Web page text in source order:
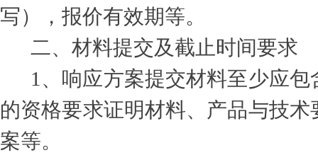
写），报价有效期等。
二、材料提交及截止时间要求
1 、响应方案提交材料至少应
的资格要求证明材料、产品与技
案等。